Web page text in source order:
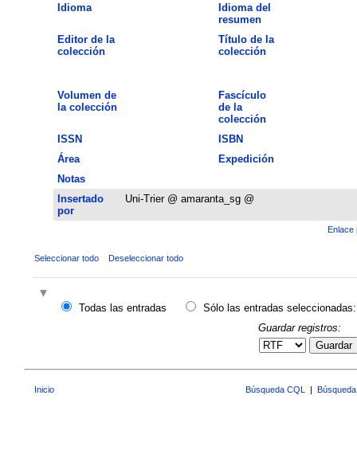
Idioma
Idioma del
resumen
Editor de la
colección
Título de la
colección
Volumen de
la colección
Fascículo
de la
colección
ISSN
ISBN
Área
Expedición
Notas
Insertado
por
Uni-Trier @ amaranta_sg @
Enlace
Seleccionar todo Deseleccionar todo
Todas las entradas
Sólo las entradas seleccionadas:
Guardar registros:
Guardar
Inicio Búsqueda CQL